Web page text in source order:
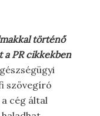
történő
a PR cikkekben
szövegíró
cég által